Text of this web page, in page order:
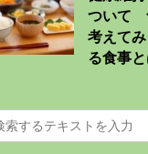
ついて
考えて
る食事